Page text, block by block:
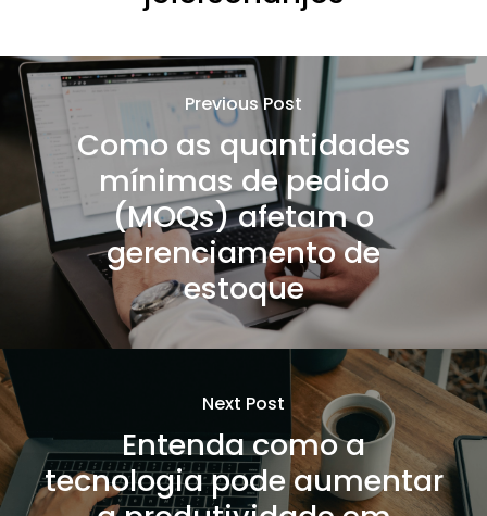
Previous Post
Como as quantidades
mínimas de pedido
(MOQs) afetam o
gerenciamento de
estoque
Next Post
Entenda como a
tecnologia pode aumentar